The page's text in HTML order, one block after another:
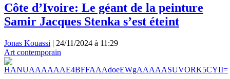
Côte d’Ivoire: Le géant de la peinture
Samir Jacques Stenka s’est éteint
Jonas Kouassi | 24/11/2024 à 11:29
Art contemporain